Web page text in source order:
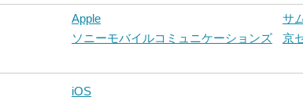
Apple
サ
ソニーモバイルコミュニケーションズ
京
iOS